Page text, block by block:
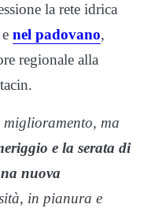
la rete idrica
nel padovano,
regionale alla
miglioramento, ma
e la serata di
nuova
in pianura e